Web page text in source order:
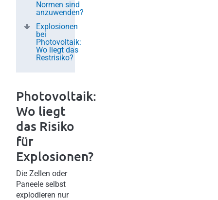
Normen sind
anzuwenden?
Explosionen
bei
Photovoltaik:
Wo liegt das
Restrisiko?
Photovoltaik:
Wo liegt
das Risiko
für
Explosionen?
Die Zellen oder
Paneele selbst
explodieren nur